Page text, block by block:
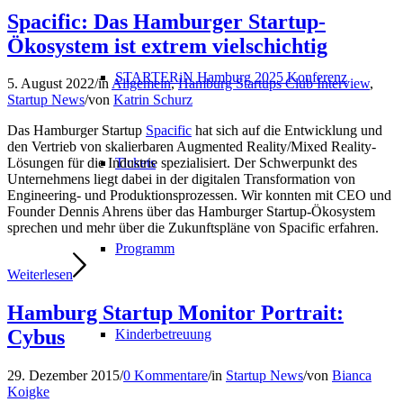
STARTERiN Hamburg 2025 Konferenz
Tickets
Programm
Kinderbetreuung
Spacific: Das Hamburger Startup-
Ökosystem ist extrem vielschichtig
5. August 2022/inAllgemein,Hamburg Startups Club Interview,
Startup News/von Katrin Schurz
Das Hamburger Startup Spacific hat sich auf die Entwicklung und
den Vertrieb von skalierbaren Augmented Reality/Mixed Reality-
Lösungen für die Industrie spezialisiert. Der Schwerpunkt des
Unternehmens liegt dabei in der digitalen Transformation von
Engineering- und Produktionsprozessen. Wir konnten mit CEO und
Founder Dennis Ahrens über das Hamburger Startup-Ökosystem
sprechen und mehr über die Zukunftspläne von Spacific erfahren.
Weiterlesen
Hamburg Startup Monitor Portrait:
Cybus
29. Dezember 2015/0 Kommentare/in Startup News/von Bianca
Koigke